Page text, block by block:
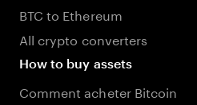
BTC to Ethereum
All crypto converters
How to buy assets
Comment acheter Bitcoin